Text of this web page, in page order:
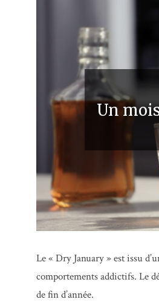
Un
Le « Dry January » est issu
comportements addictifs. Le
de fin d’année.